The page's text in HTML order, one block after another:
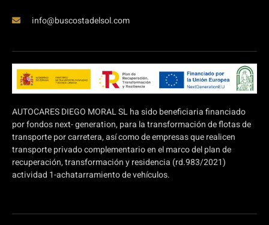
info@buscostadelsol.com
AUTOCARES DIEGO MORAL SL ha sido beneficiaria financiado
por fondos next- generation, para la transformación de flotas de
transporte por carretera, así como de empresas que realicen
transporte privado complementario en el marco del plan de
recuperación, transformación y residencia (rd.983/2021)
actividad 1-achatarramiento de vehículos.